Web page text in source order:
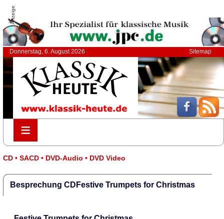
Anzeige
Donnerstag, 6. August 2026 Sitemap
≡
≡
CD • SACD • DVD-Audio • DVD Video
Besprechung CDFestive Trumpets for Christmas